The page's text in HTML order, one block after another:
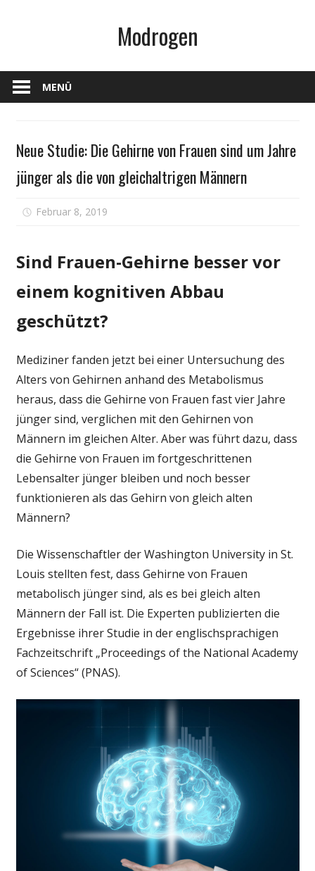
Modrogen
MENÜ
Neue Studie: Die Gehirne von Frauen sind um Jahre
jünger als die von gleichaltrigen Männern
Februar 8, 2019
Die
Jahre
jünger
als
gleichaltrigen
Männern
Sind Frauen-Gehirne besser vor
einem kognitiven Abbau
geschützt?
Mediziner fanden jetzt bei einer Untersuchung des
Alters von Gehirnen anhand des Metabolismus
heraus, dass die Gehirne von Frauen fast vier Jahre
jünger sind, verglichen mit den Gehirnen von
Männern im gleichen Alter. Aber was führt dazu, dass
die Gehirne von Frauen im fortgeschrittenen
Lebensalter jünger bleiben und noch besser
funktionieren als das Gehirn von gleich alten
Männern?
Die Wissenschaftler der Washington University in St.
Louis stellten fest, dass Gehirne von Frauen
metabolisch jünger sind, als es bei gleich alten
Männern der Fall ist. Die Experten publizierten die
Ergebnisse ihrer Studie in der englischsprachigen
Fachzeitschrift „Proceedings of the National Academy
of Sciences“ (PNAS).